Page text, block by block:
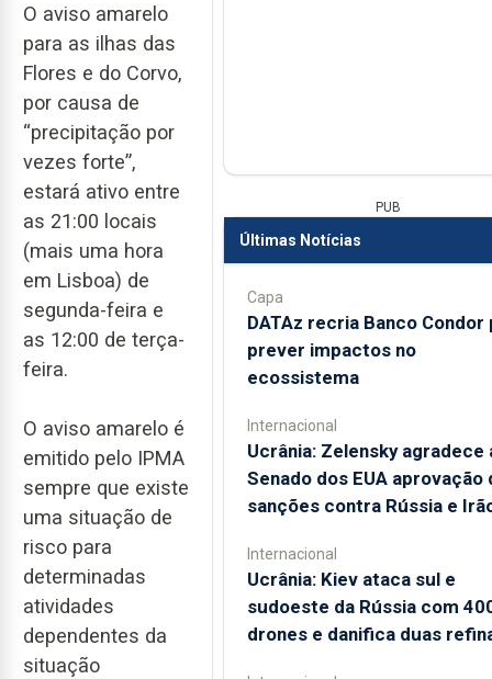
O aviso amarelo
para as ilhas das
Flores e do Corvo,
por causa de
“precipitação por
vezes forte”,
estará ativo entre
as 21:00 locais
(mais uma hora
em Lisboa) de
segunda-feira e
as 12:00 de terça-
feira.
O aviso amarelo é
emitido pelo IPMA
sempre que existe
uma situação de
risco para
determinadas
atividades
dependentes da
situação
PUB
Últimas Notícias
Capa
DATAz recria Banco Condor
prever impactos no
ecossistema
Internacional
Ucrânia: Zelensky agradece
Senado dos EUA aprovação
sanções contra Rússia e
Internacional
Ucrânia: Kiev ataca sul e
sudoeste da Rússia com
drones e danifica duas